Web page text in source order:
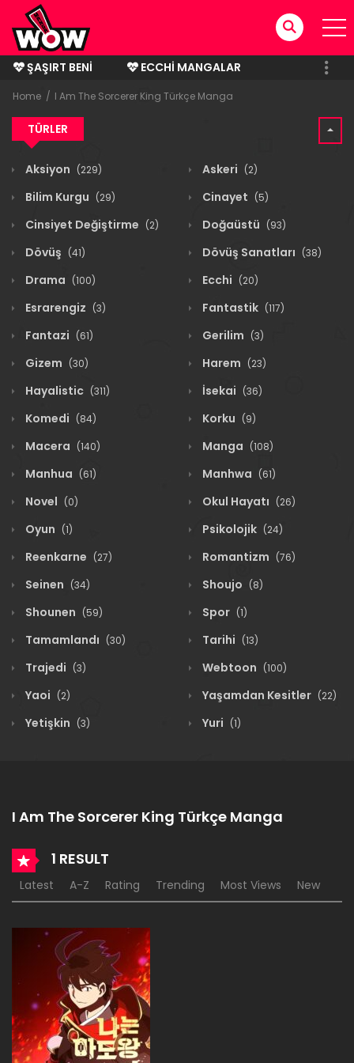
ŞAŞIRT BENI
ECCHI MANGALAR
BITMIŞ MANGALAR
Home I Am The Sorcerer King Türkçe Manga
TÜRLER
Aksiyon (229) Askeri (2)
Bilim Kurgu (29) Cinayet (5)
Cinsiyet Değiştirme (2) Doğaüstü (93)
Dövüş (41) Dövüş Sanatları (38)
Drama (100) Ecchi (20)
Esrarengiz (3) Fantastik (117)
Fantazi (61) Gerilim (3)
Gizem (30) Harem (23)
Hayalistic (311) İsekai (36)
Komedi (84) Korku (9)
Macera (140) Manga (108)
Manhua (61) Manhwa (61)
Novel (0) Okul Hayatı (26)
Oyun (1) Psikolojik (24)
Reenkarne (27) Romantizm (76)
Seinen (34) Shoujo (8)
Shounen (59) Spor (1)
Tamamlandı (30) Tarihi (13)
Trajedi (3) Webtoon (100)
Yaoi (2) Yaşamdan Kesitler (22)
Yetişkin (3) Yuri (1)
I Am The Sorcerer King Türkçe Manga
1 RESULT
Latest A-Z Rating Trending Most Views New